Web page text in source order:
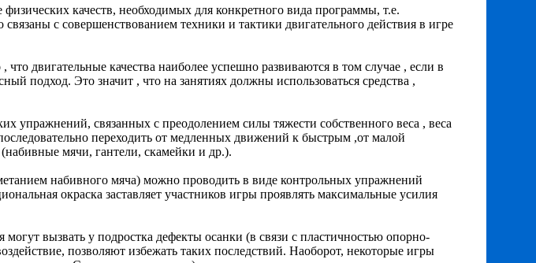
качеств, необходимых для конкретного вида программы, т.е.
с совершенствованием техники и тактики двигательного действия в игре
двигательные качества наиболее успешно развиваются в том случае , если в
подход. Это значит , что на занятиях должны использоваться средства ,
связанных с преодолением силы тяжести собственного веса , веса
переходить от медленных движений к быстрым ,от малой
мячи, гантели, скамейки и др.).
набивного мяча) можно проводить в виде контрольных упражнений
окраска заставляет участников игры проявлять максимальные усилия
вызвать у подростка дефекты осанки (в связи с пластичностью опорно-
позволяют избежать таких последствий. Наоборот, некоторые игры